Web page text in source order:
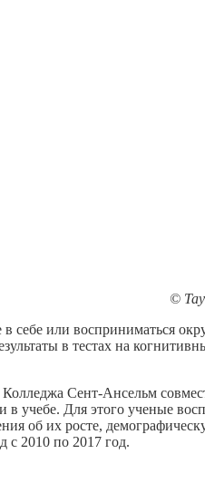
©
себе или восприниматься
в тестах на
Сент-Ансельм
учебе. Для этого ученые
об их росте,
с 2010 по 2017 год.